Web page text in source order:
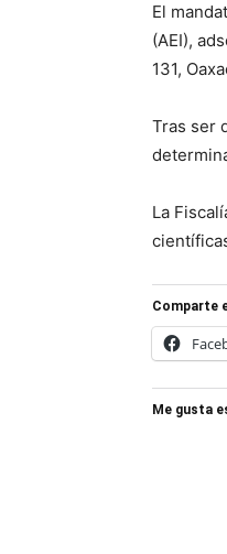
El
(AEI),
131,
Tras ser
La
Comparte
Me gusta